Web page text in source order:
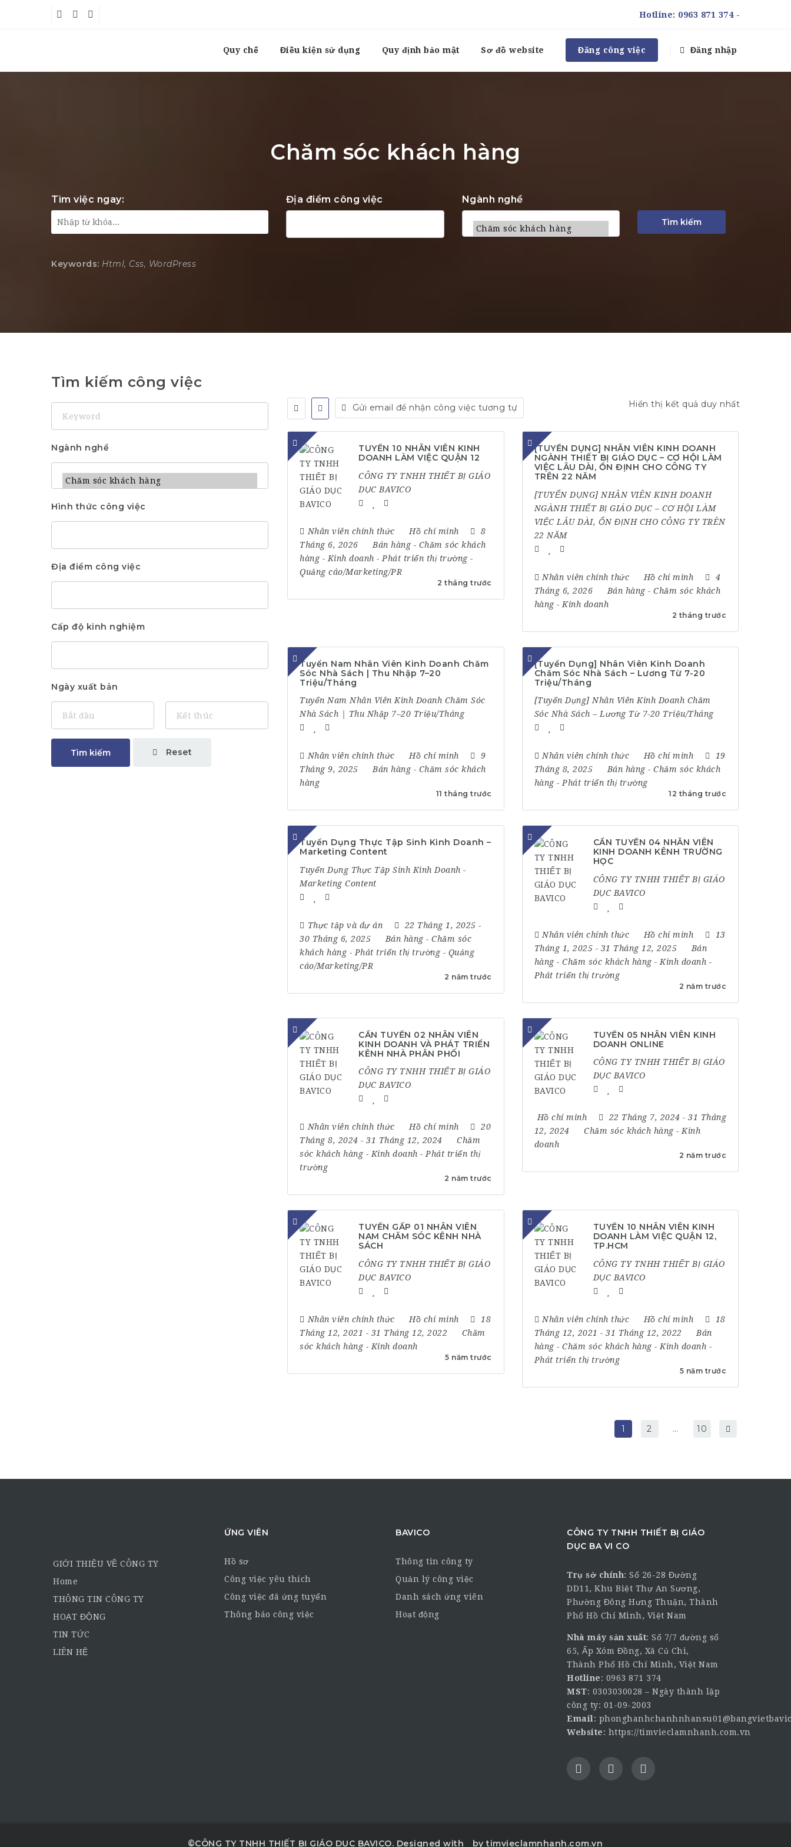
Hotline: 0963 871 374-
Quy chế Điều kiện sử dụng Quy định bảo mật Sơ đồ website Đăng công việc Đăng nhập
Chăm sóc khách hàng
Tìm việc ngay: Địa điểm công việc Ngành nghề
Tìm kiếm
Keywords: Html, Css, WordPress
Gửi email để nhận công việc tương tự Hiển thị kết quả duy nhất
TUYỂN 10 NHÂN VIÊN KINH
DOANH LÀM VIỆC QUẬN 12
2 tháng trước
CÔNG TY TNHH THIẾT BỊ GIÁO
DỤC BAVICO
Nhân viên chính thức Hồ chí minh
8
Tháng 6, 2026
Bán hàng- Chăm sóc khách
hàng- Kinh doanh - Phát triển thị trường-
Quảng cáo/Marketing/PR
[TUYỂN DỤNG] NHÂN VIÊN KINH DOANH
NGÀNH THIẾT BỊ GIÁO DỤC – CƠ HỘI LÀM
VIỆC LÂU DÀI, ỔN ĐỊNH CHO CÔNG TY
TRÊN 22 NĂM
2 tháng trước
[TUYỂN DỤNG] NHÂN VIÊN KINH DOANH
NGÀNH THIẾT BỊ GIÁO DỤC – CƠ HỘI LÀM
VIỆC LÂU DÀI, ỔN ĐỊNH CHO CÔNG TY TRÊN
22 NĂM
Nhân viên chính thức Hồ chí minh
4
Tháng 6, 2026
Bán hàng-Chăm sóc khách
hàng- Kinh doanh
Tuyển Nam Nhân Viên Kinh Doanh Chăm
Sóc Nhà Sách | Thu Nhập 7–20
Triệu/Tháng
11 tháng trước
Tuyển Nam Nhân Viên Kinh Doanh Chăm Sóc
Nhà Sách | Thu Nhập 7–20 Triệu/Tháng
Nhân viên chính thức Hồ chí minh
9
Tháng 9, 2025
Bán hàng- Chăm sóc khách
hàng
[Tuyển Dụng] Nhân Viên Kinh Doanh
Chăm Sóc Nhà Sách – Lương Từ 7-20
Triệu/Tháng
12 tháng trước
[Tuyển Dụng] Nhân Viên Kinh Doanh Chăm
Sóc Nhà Sách – Lương Từ 7-20 Triệu/Tháng
Nhân viên chính thức Hồ chí minh
19
Tháng 8, 2025
Bán hàng-Chăm sóc khách
hàng- Phát triển thị trường
Tuyển Dụng Thực Tập Sinh Kinh Doanh –
Marketing Content
2 năm trước
Tuyển Dụng Thực Tập Sinh Kinh Doanh -
Marketing Content
Thực tập và dự án 22 Tháng 1, 2025-
30 Tháng 6, 2025
Bán hàng-Chăm sóc
khách hàng- Phát triển thị trường- Quảng
cáo/Marketing/PR
CẦN TUYỂN 04 NHÂN VIÊN
KINH DOANH KÊNH TRƯỜNG
HỌC
2 năm trước
CÔNG TY TNHH THIẾT BỊ GIÁO
DỤC BAVICO
Nhân viên chính thức Hồ chí minh
13
Tháng 1, 2025 - 31 Tháng 12, 2025
Bán
hàng-Chăm sóc khách hàng- Kinh doanh -
Phát triển thị trường
CẦN TUYỂN 02 NHÂN VIÊN
KINH DOANH VÀ PHÁT TRIỂN
KÊNH NHÀ PHÂN PHỐI
2 năm trước
CÔNG TY TNHH THIẾT BỊ GIÁO
DỤC BAVICO
Nhân viên chính thức Hồ chí minh
20
Tháng 8, 2024- 31 Tháng 12, 2024
Chăm
sóc khách hàng- Kinh doanh - Phát triển thị
trường
TUYỂN 05 NHÂN VIÊN KINH
DOANH ONLINE
2 năm trước
CÔNG TY TNHH THIẾT BỊ GIÁO
DỤC BAVICO
Hồ chí minh 22 Tháng 7, 2024- 31 Tháng
12, 2024
Chăm sóc khách hàng- Kinh
doanh
TUYỂN GẤP 01 NHÂN VIÊN
NAM CHĂM SÓC KÊNH NHÀ
SÁCH
5 năm trước
CÔNG TY TNHH THIẾT BỊ GIÁO
DỤC BAVICO
Nhân viên chính thức Hồ chí minh
18
Tháng 12, 2021 - 31 Tháng 12, 2022
Chăm
sóc khách hàng- Kinh doanh
TUYỂN 10 NHÂN VIÊN KINH
DOANH LÀM VIỆC QUẬN 12,
TP.HCM
5 năm trước
CÔNG TY TNHH THIẾT BỊ GIÁO
DỤC BAVICO
Nhân viên chính thức Hồ chí minh
18
Tháng 12, 2021- 31 Tháng 12, 2022
Bán
hàng-Chăm sóc khách hàng- Kinh doanh -
Phát triển thị trường
1 2 … 10
Tìm kiếm công việc
Ngành nghề
Hình thức công việc
Địa điểm công việc
Cấp độ kinh nghiệm
Ngày xuất bản
Tìm kiếm Reset
GIỚI THIỆU VỀ CÔNG TY
Home
THÔNG TIN CÔNG TY
HOẠT ĐỘNG
TIN TỨC
LIÊN HỆ
ỨNG VIÊN
Hồ sơ
Công việc yêu thích
Công việc đã ứng tuyển
Thông báo công việc
BAVICO
Thông tin công ty
Quản lý công việc
Danh sách ứng viên
Hoạt động
CÔNG TY TNHH THIẾT BỊ GIÁO
DỤC BA VI CO
Trụ sở chính: Số 26-28 Đường
DD11, Khu Biệt Thự An Sương,
Phường Đông Hưng Thuận, Thành
Phố Hồ Chí Minh, Việt Nam
Nhà máy sản xuất: Số 7/7 đường số
65, Ấp Xóm Đồng, Xã Củ Chi,
Thành Phố Hồ Chí Minh, Việt Nam
Hotline: 0963 871 374
MST: 0303030028 – Ngày thành lập
công ty: 01-09-2003
Email :
Website: https://timvieclamnhanh.com.vn
©CÔNG TY TNHH THIẾT BỊ GIÁO DỤC BAVICO. Designed with by timvieclamnhanh.com.vn